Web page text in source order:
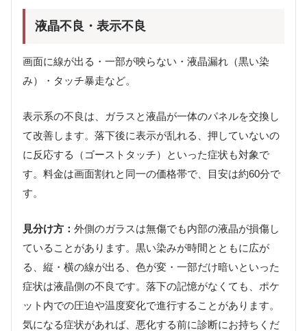
液晶不良・表示不良
画面に線が出る・一部が映らない・液晶漏れ（黒い染
み）・タッチ暴走など。
表示系の不良は、ガラスと液晶が一体のパネルを交換し
て改善します。落下後に表示が乱れる、押していないの
に反応する（ゴーストタッチ）といった症状も対象で
す。料金は画面割れと同一の価格帯で、目安は約60分で
す。
見分け方： 外側のガラスは無傷でも内部の液晶が損傷し
ていることがあります。黒い染みが時間とともに広が
る、縦・横の線が出る、色が変・一部だけ暗いといった
症状は液晶側の不良です。落下の記憶がなくても、ポケ
ット内での圧迫や温度変化で進行することがあります。
気になる症状があれば、悪化する前に診断にお持ちくだ